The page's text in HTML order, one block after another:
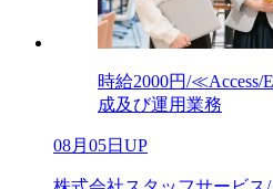
時給2000円/
成及び運用業務
08月05日UP